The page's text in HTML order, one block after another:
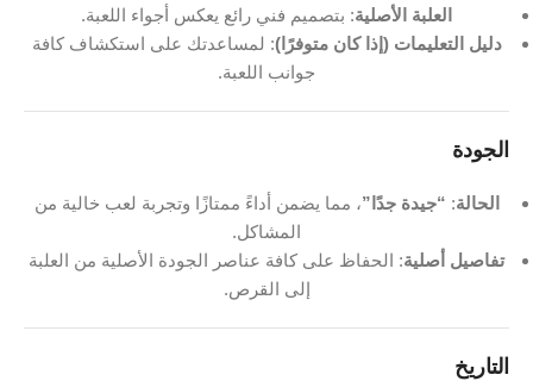
العلبة الأصلية: بتصميم فني رائع يعكس أجواء اللعبة.
دليل التعليمات (إذا كان متوفرًا): لمساعدتك على استكشاف كافة
جوانب اللعبة.
الجودة
الحالة: “جيدة جدًا”، مما يضمن أداءً ممتازًا وتجربة لعب خالية من
المشاكل.
تفاصيل أصلية: الحفاظ على كافة عناصر الجودة الأصلية من العلبة
إلى القرص.
التاريخ